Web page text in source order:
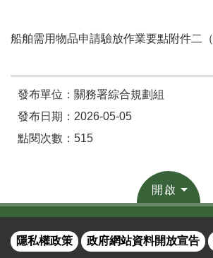
船舶需用物品申請驗放作業要點附件二（
發布單位：關務署綜合規劃組
發布日期：2026-05-05
點閱次數：515
開啟
隱私權政策 政府網站資料開放宣告